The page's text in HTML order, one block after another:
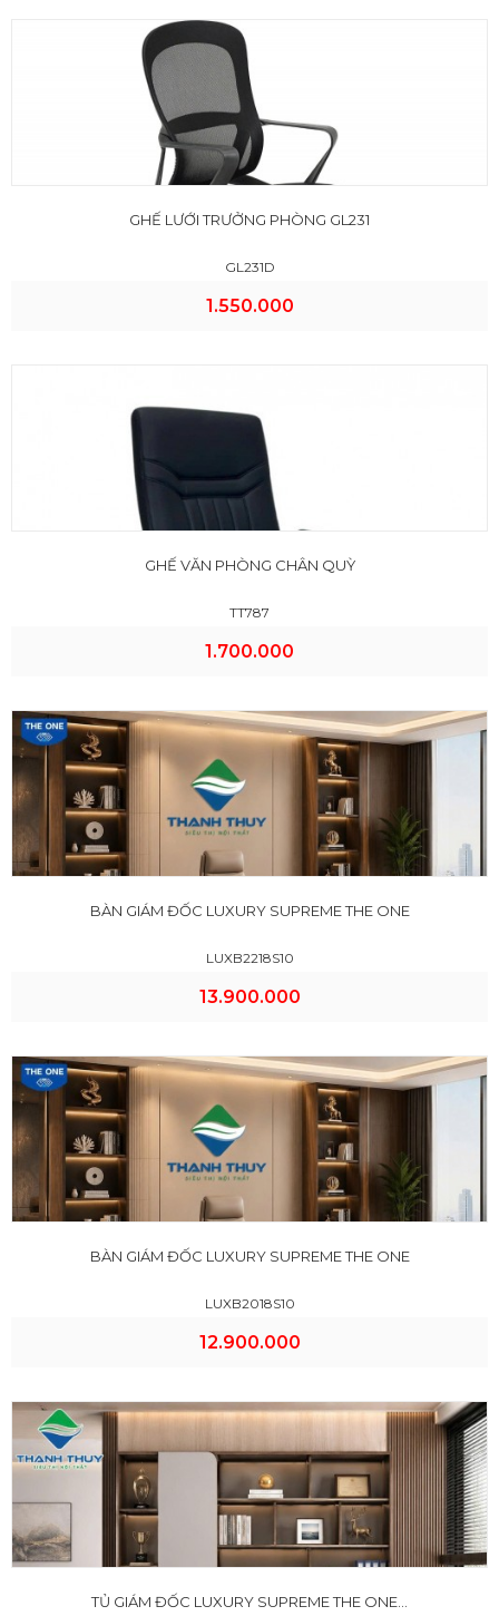
GHẾ LƯỚI TRƯỞNG PHÒNG GL231
GL231D
1.550.000
GHẾ VĂN PHÒNG CHÂN QUỲ
TT787
1.700.000
BÀN GIÁM ĐỐC LUXURY SUPREME THE ONE
LUXB2218S10
13.900.000
BÀN GIÁM ĐỐC LUXURY SUPREME THE ONE
LUXB2018S10
12.900.000
TỦ GIÁM ĐỐC LUXURY SUPREME THE ONE...